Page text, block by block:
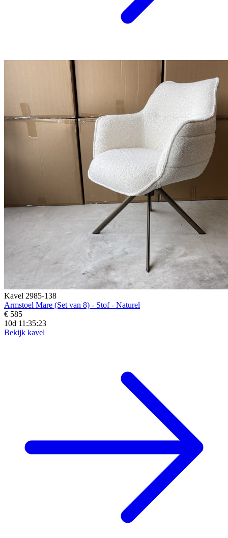
Kavel 2985-138
Armstoel Mare (Set van 8) - Stof - Naturel
€ 585
10d 11:35:21
Bekijk kavel